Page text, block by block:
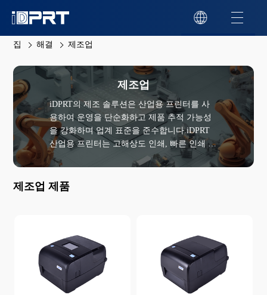
집 해결 제조업
제조업
iDPRT의 제조 솔루션은 산업용 프린터를 사
용하여 운영을 단순화하고 제품 추적 가능성
을 강화하며 업계 표준을 준수합니다.iDPRT
산업용 프린터는 고해상도 인쇄, 빠른 인쇄 속
도 및 다양한 미디어 유형과의 호환성을 제공
하여 정확한 구성 요소, 제품 및 포장 레이블
을 제공합니다.이 솔루션은 일련 번호, 제품
제조업 제품